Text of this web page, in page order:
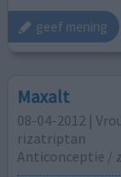
geef mening
Maxalt
08-04-2012 |
rizatriptan
Anticonceptie /